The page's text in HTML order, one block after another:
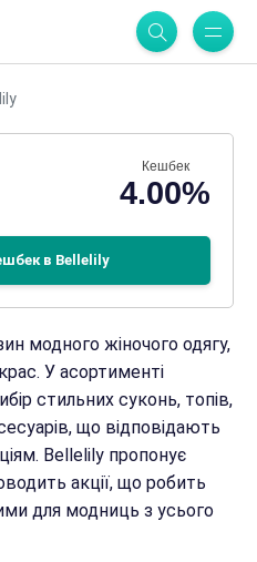
Кешбек
4.00%
в Bellelily
модного жіночого одягу,
У асортименті
стильних суконь, топів,
що відповідають
Bellelily пропонує
акції, що робить
для модниць з усього